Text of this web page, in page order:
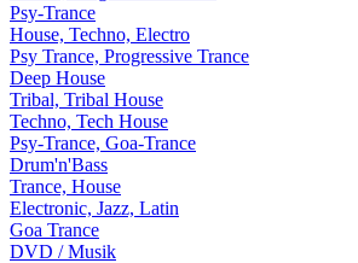
Psy-Trance
House, Techno, Electro
Psy Trance, Progressive Trance
Deep House
Tribal, Tribal House
Techno, Tech House
Psy-Trance, Goa-Trance
Drum'n'Bass
Trance, House
Electronic, Jazz, Latin
Goa Trance
DVD / Musik